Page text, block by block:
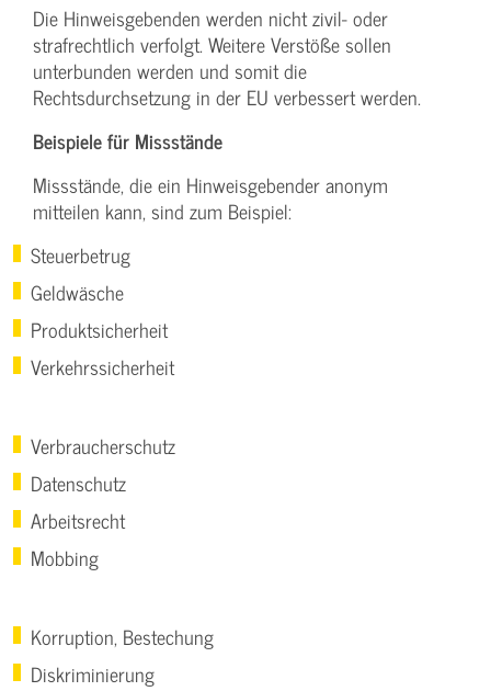
Die Hinweisgebenden werden nicht zivil- oder
strafrechtlich verfolgt. Weitere Verstöße sollen
unterbunden werden und somit die
Rechtsdurchsetzung in der EU verbessert werden.
Beispiele für Missstände
Missstände, die ein Hinweisgebender anonym
mitteilen kann, sind zum Beispiel:
Steuerbetrug
Geldwäsche
Produktsicherheit
Verkehrssicherheit
Verbraucherschutz
Datenschutz
Arbeitsrecht
Mobbing
Korruption, Bestechung
Diskriminierung